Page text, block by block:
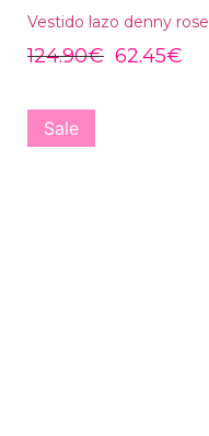
Vestido lazo denny rose
124.90€ 62.45€
Sale